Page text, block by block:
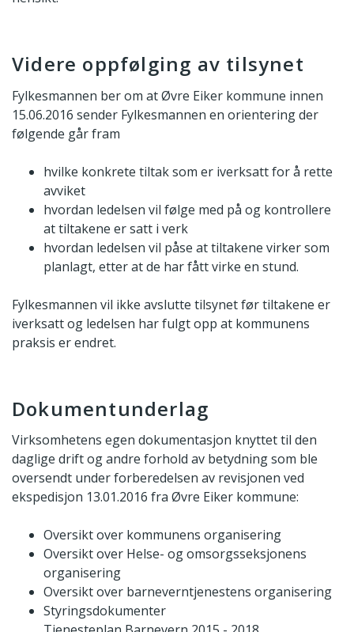
Videre oppfølging av tilsynet
Fylkesmannen ber om at Øvre Eiker kommune innen
15.06.2016 sender Fylkesmannen en orientering der
følgende går fram
hvilke konkrete tiltak som er iverksatt for å rette
avviket
hvordan ledelsen vil følge med på og kontrollere
at tiltakene er satt i verk
hvordan ledelsen vil påse at tiltakene virker som
planlagt, etter at de har fått virke en stund.
Fylkesmannen vil ikke avslutte tilsynet før tiltakene er
iverksatt og ledelsen har fulgt opp at kommunens
praksis er endret.
Dokumentunderlag
Virksomhetens egen dokumentasjon knyttet til den
daglige drift og andre forhold av betydning som ble
oversendt under forberedelsen av revisjonen ved
ekspedisjon 13.01.2016 fra Øvre Eiker kommune:
Oversikt over kommunens organisering
Oversikt over Helse- og omsorgsseksjonens
organisering
Oversikt over barneverntjenestens organisering
Styringsdokumenter